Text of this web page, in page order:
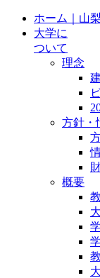
ホーム｜山
大学に
ついて
理念
方針・
概要